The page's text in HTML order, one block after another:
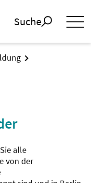
Suche
alle
von der